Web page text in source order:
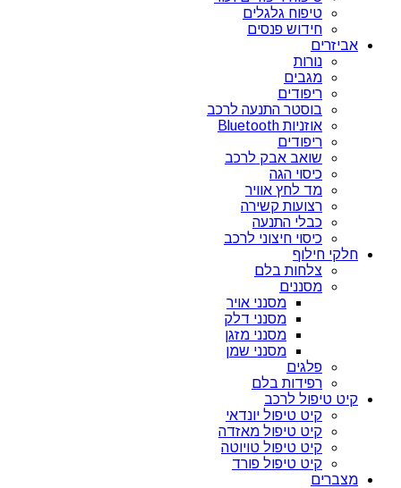
טיפוח גלגלים
חידוש פנסים
אביזרים
נורות
מגבים
ריפודים
בוסטר התנעה לרכב
אוזניות Bluetooth
ריפודים
שואב אבק לרכב
כיסוי הגה
מד לחץ אוויר
רצועות קשירה
כבלי התנעה
כיסוי חיצוני לרכב
חלקי חילוף
צלחות בלם
מסננים
מסנני אויר
מסנני דלק
מסנני מזגן
מסנני שמן
פלגים
רפידות בלם
קיט טיפול לרכב
קיט טיפול יונדאי
קיט טיפול מאזדה
קיט טיפול טויוטה
קיט טיפול פורד
מצברים